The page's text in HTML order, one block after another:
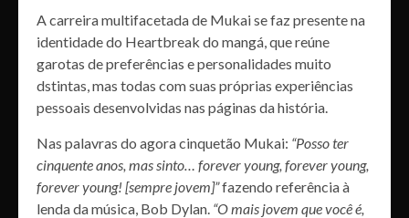
A carreira multifacetada de Mukai se faz presente na
identidade do Heartbreak do mangá, que reúne
garotas de preferências e personalidades muito
dstintas, mas todas com suas próprias experiências
pessoais desenvolvidas nas páginas da história.
Nas palavras do agora cinquetão Mukai: “Posso ter
cinquente anos, mas sinto… forever young, forever young,
forever young! [sempre jovem]”fazendo referência à
lenda da música, Bob Dylan. “O mais jovem que você é,